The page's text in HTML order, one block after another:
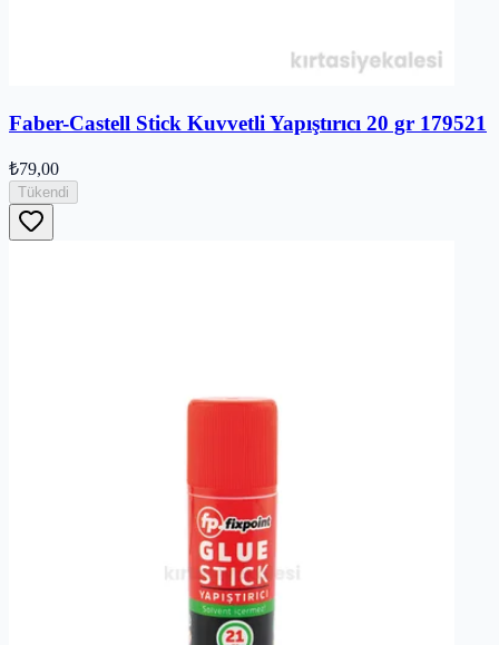
Faber-Castell Stick Kuvvetli Yapıştırıcı 20 gr 179521
₺79,00
Tükendi